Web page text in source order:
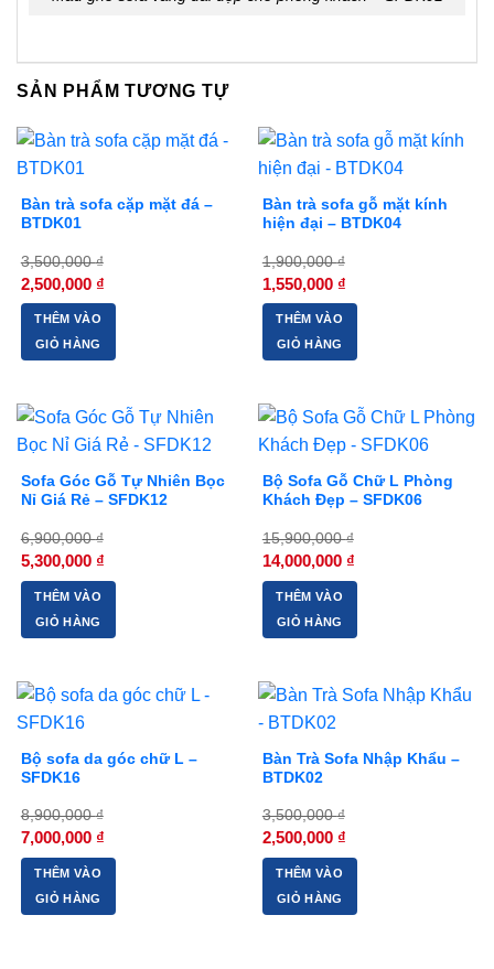
SẢN PHẨM TƯƠNG TỰ
Bàn trà sofa cặp mặt đá –
BTDK01
3,500,000₫
Giá
gốc
là:
3,500,000 ₫.
2,500,000 ₫Giá
tại
THÊM VÀO
GIỎ HÀNG
Bàn trà sofa gỗ mặt kính
hiện đại – BTDK04
1,900,000₫
Giá
gốc
là:
1,900,000 ₫.
1,550,000 ₫Giá
tại
THÊM VÀO
GIỎ HÀNG
-23%
Sofa Góc Gỗ Tự Nhiên Bọc
Nỉ Giá Rẻ – SFDK12
6,900,000₫
Giá
gốc
là:
6,900,000 ₫.
5,300,000 ₫Giá
tại
THÊM VÀO
GIỎ HÀNG
Bộ Sofa Gỗ Chữ L Phòng
Khách Đẹp – SFDK06
15,900,000₫
Giá
gốc
là:
15,900,000 ₫.
14,000,000 ₫Giá
tại
THÊM VÀO
GIỎ HÀNG
Bộ sofa da góc chữ L –
SFDK16
8,900,000₫
Giá
gốc
là:
8,900,000 ₫.
7,000,000 ₫Giá
tại
THÊM VÀO
GIỎ HÀNG
Bàn Trà Sofa Nhập Khẩu –
BTDK02
3,500,000₫
Giá
gốc
là:
3,500,000 ₫.
2,500,000 ₫Giá
tại
THÊM VÀO
GIỎ HÀNG